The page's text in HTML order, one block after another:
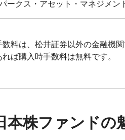
ークス・アセット・マネジメン
料は、松井証券以外の金融機
ば購入時手数料は無料です。
本株ファンドの